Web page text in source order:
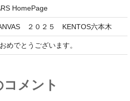
HomePage
２０２５ KENTOS六本木
めでとうございます。
メント